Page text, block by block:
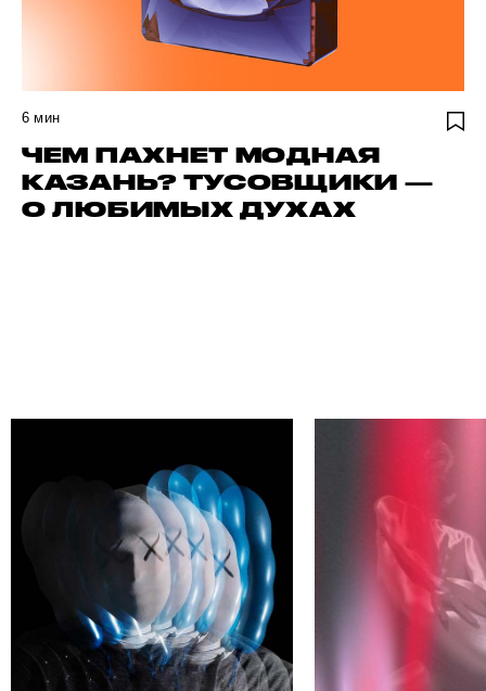
6 мин
ЧЕМ ПАХНЕТ МОДНАЯ
КАЗАНЬ? ТУСОВЩИКИ —
О ЛЮБИМЫХ ДУХАХ